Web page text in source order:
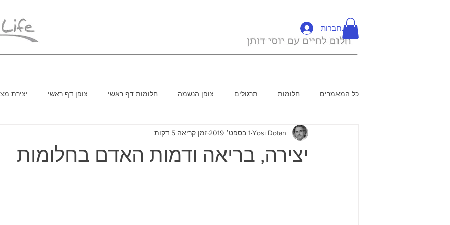
להתחברות
כל המאמרים חלומות תרגולים צופן הנשמה חלומות דף ראשי צופן דף ראשי יצירת
יצירה, בריאה ודמות האדם בחלומות
Yosi Dotan 1 בספט׳ 2019 זמן קריאה 5 דקות